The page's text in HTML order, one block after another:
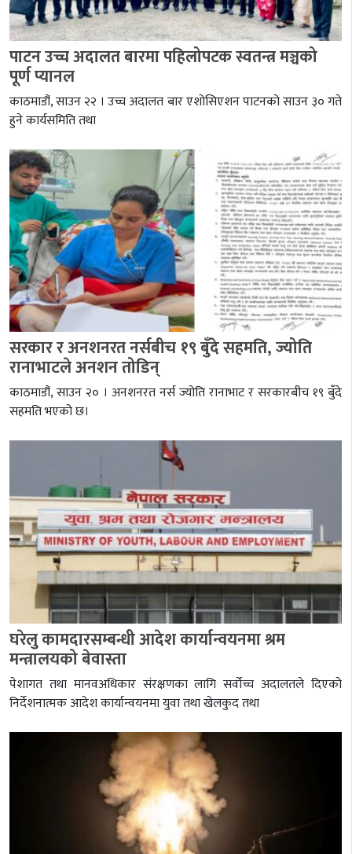
पाटन उच्च अदालत बारमा पहिलोपटक स्वतन्त्र मञ्चको
पूर्ण प्यानल
काठमाडौं, साउन २२ । उच्च अदालत बार एशोसिएशन पाटनको साउन ३० गते
हुने कार्यसमिति तथा
सरकार र अनशनरत नर्सबीच १९ बुँदे सहमति, ज्योति
रानाभाटले अनशन तोडिन्
काठमाडौं, साउन २० । अनशनरत नर्स ज्योति रानाभाट र सरकारबीच १९ बुँदे
सहमति भएको छ।
घरेलु कामदारसम्बन्धी आदेश कार्यान्वयनमा श्रम
मन्त्रालयको बेवास्ता
पेशागत तथा मानवअधिकार संरक्षणका लागि सर्वोच्च अदालतले दिएको
निर्देशनात्मक आदेश कार्यान्वयनमा युवा तथा खेलकुद तथा